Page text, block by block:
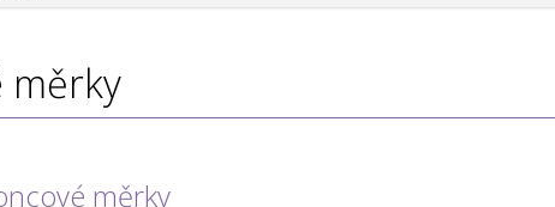
měrky
měrky